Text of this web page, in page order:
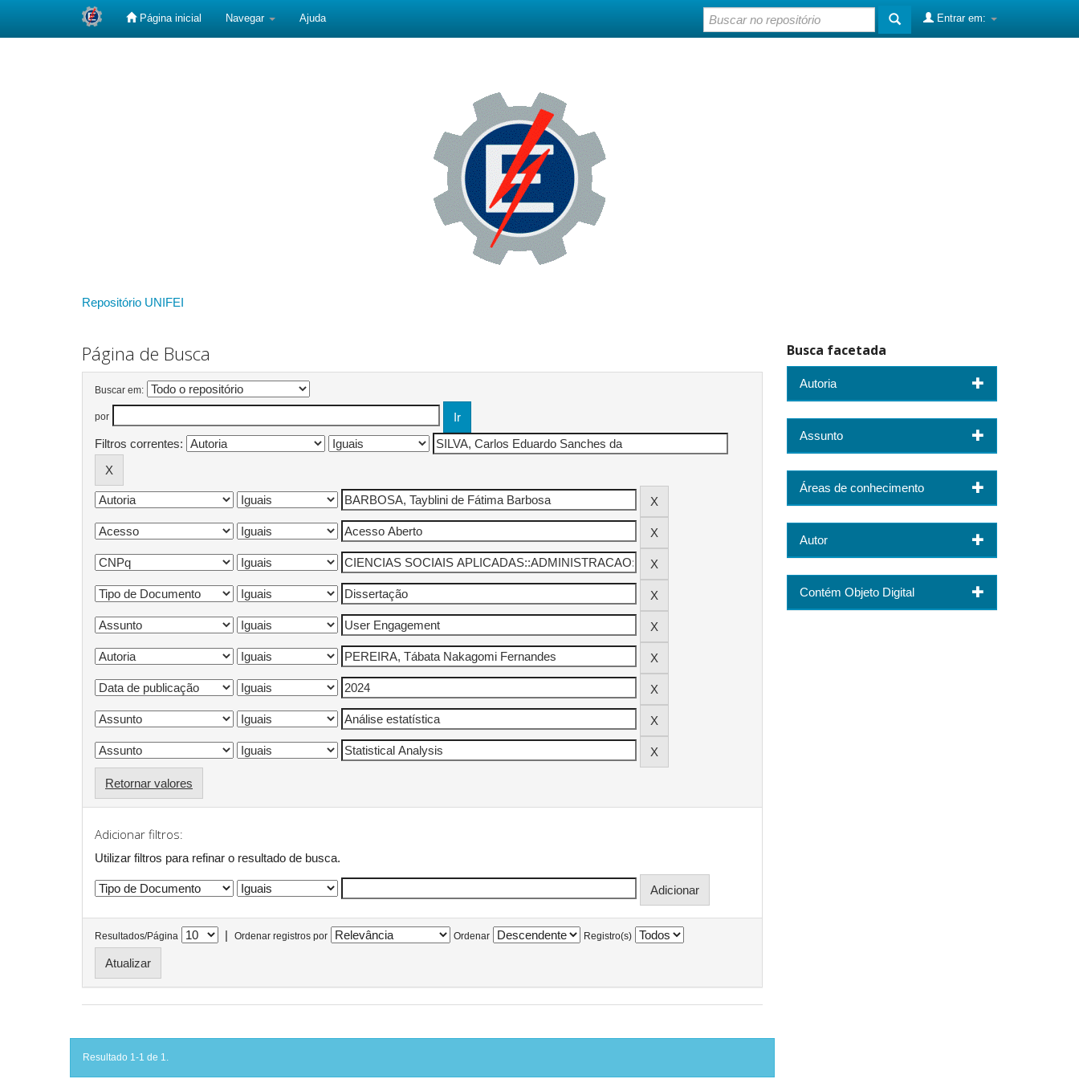
Página inicial Navegar Ajuda Entrar em:
Repositório UNIFEI
Página de Busca
Buscar em:
por
Filtros correntes:
Retornar valores
Adicionar filtros:
Utilizar filtros para refinar o resultado de busca.
Resultados/Página | Ordenar registros por Ordenar Registro(s)
Resultado 1-1 de 1.
Busca facetada
Autoria
Assunto
Áreas de conhecimento
Autor
Contém Objeto Digital